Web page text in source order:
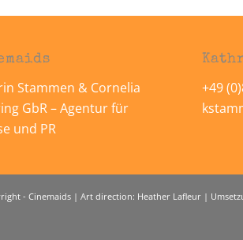
Stammen & Cornelia
GbR – Agentur für
und PR
+49
- Cinemaids | Art direction: Heather Lafleur |